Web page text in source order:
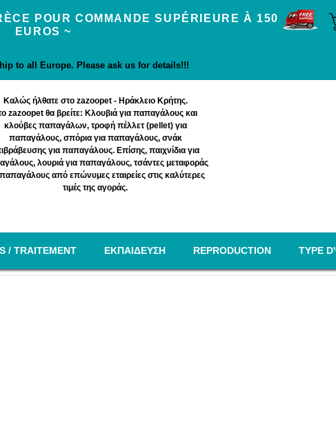
POUR COMMANDE SUPÉRIEURE À 150
EUROS ~
to all Europe. Please ask us for details!!!
Καλώς ήλθατε στο zazoopet - Ηράκλειο Κρήτης.
zazoopet θα βρείτε: Κλουβιά για παπαγάλους και
κλούβες παπαγάλων, τροφή πέλλετ (pellet) για
παπαγάλους, σπόρια για παπαγάλους, σνάκ
για παπαγάλους. Επίσης, παιχνίδια για
λουριά για παπαγάλους, τσάντες μεταφοράς
από επώνυμες εταιρείες στις καλύτερες
τιμές της αγοράς.
/ TRAITEMENT EΚΠΑΙΔΕΥΣΗ REPRODUCTION TYPE